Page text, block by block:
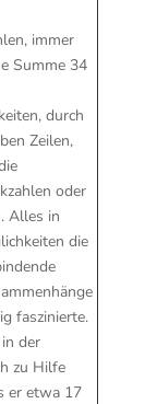
immer
Summe 34
durch
Zeilen,
oder
Alles in
die
faszinierte.
der
zu Hilfe
er etwa 17